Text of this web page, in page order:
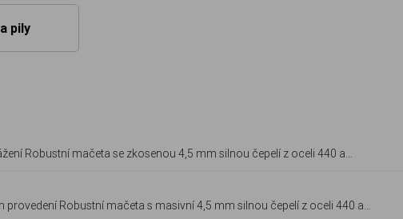
pily
oceli 440 a
prosekávání terénem i outdoorové expedice.
silnou čepelí z oceli 440 a